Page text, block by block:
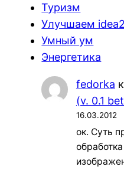
Туризм
Улучшаем
Умный ум
Энергетика
fedorka к
(v. 0.1
16.03.2012
ок. Суть